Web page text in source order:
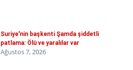
Suriye'nin başkenti Şamda şiddetli
patlama: Ölü ve yaralılar var
Ağustos 7, 2026